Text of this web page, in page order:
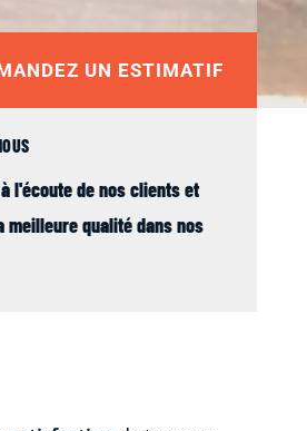
UN ESTIMATIF
l'écoute de nos clients et
meilleure qualité dans nos